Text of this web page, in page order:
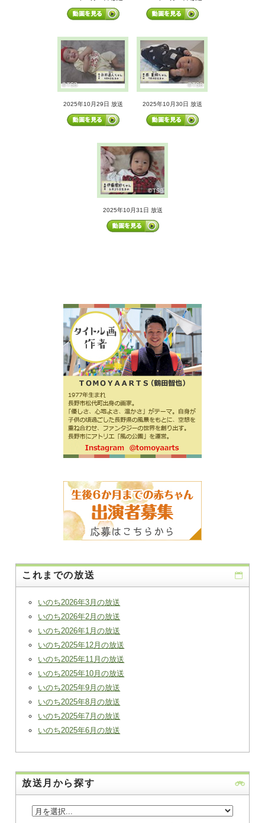
2025年10月29日 放送 2025年10月30日 放送
2025年10月31日 放送
これまでの放送
いのち2026年3月の放送
いのち2026年2月の放送
いのち2026年1月の放送
いのち2025年12月の放送
いのち2025年11月の放送
いのち2025年10月の放送
いのち2025年9月の放送
いのち2025年8月の放送
いのち2025年7月の放送
いのち2025年6月の放送
放送月から探す